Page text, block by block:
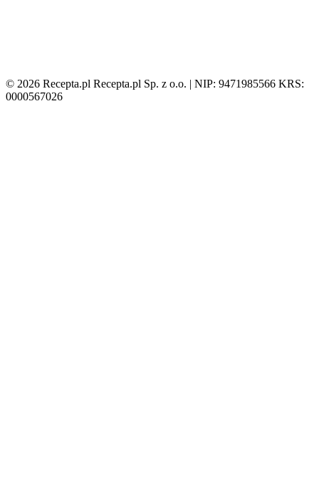
© 2026 Recepta.pl Recepta.pl Sp. z o.o. | NIP: 9471985566 KRS:
0000567026